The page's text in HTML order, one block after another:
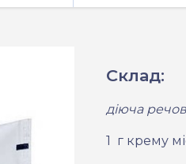
Склад:
діюча
1 г крему